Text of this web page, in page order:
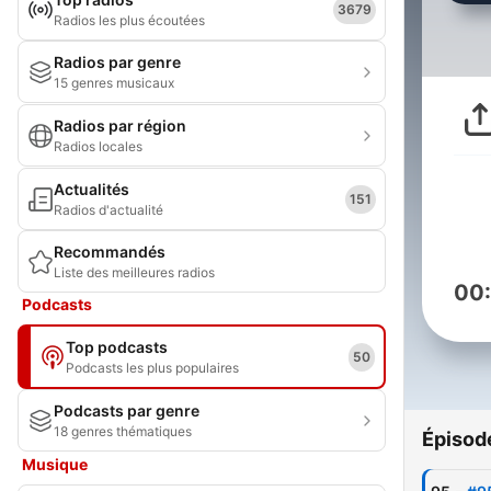
Radios les plus écoutées
3679
Radios par genre
15 genres musicaux
Radios par région
Radios locales
Actualités
Radios d'actualité
151
Recommandés
Liste des meilleures radios
Podcasts
Top podcasts
Podcasts les plus populaires
50
Podcasts par genre
18 genres thématiques
Musique